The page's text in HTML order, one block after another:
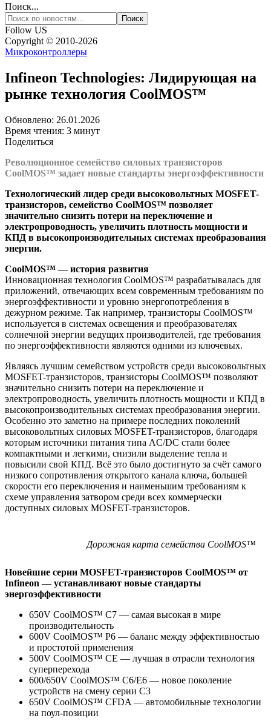
Поиск...
Follow US
Copyright © 2010-2026
Микроконтроллеры
Infineon Technologies: Лидирующая на
рынке технология CoolMOS™
Обновлено: 26.01.2026
Время чтения: 3 минут
Поделиться
Революционное семейство силовых транзисторов
CoolMOS™ задает новые стандарты энергоэффективности
Технологический лидер среди высоковольтных MOSFET-
транзисторов, семейство CoolMOS™ позволяет
значительно снизить потери на переключение и
электропроводность, увеличить плотность мощности и
КПД в высокопроизводительных системах преобразования
энергии.
CoolMOS™ — история развития
Инновационная технология CoolMOS™ разрабатывалась для
приложений, отвечающих всем современным требованиям по
энергоэффективности и уровню энергопотребления в
дежурном режиме. Так например, транзисторы CoolMOS™
используется в системах освещения и преобразователях
солнечной энергии ведущих производителей, где требования
по энергоэффективности являются одними из ключевых.
Являясь лучшим семейством устройств среди высоковольтных
MOSFET-транзисторов, транзисторы CoolMOS™ позволяют
значительно снизить потери на переключение и
электропроводность, увеличить плотность мощности и КПД в
высокопроизводительных системах преобразования энергии.
Особенно это заметно на примере последних поколений
высоковольтных силовых MOSFET-транзисторов, благодаря
которым источники питания типа AC/DC стали более
компактными и легкими, снизили выделение тепла и
повысили свой КПД. Всё это было достигнуто за счёт самого
низкого сопротивления открытого канала ключа, большей
скорости его переключения и наименьшим требованиям к
схеме управления затвором среди всех коммерчески
доступных силовых MOSFET-транзисторов.
Дорожная карта семейства CoolMOS™
Новейшие серии MOSFET-транзисторов CoolMOS™ от
Infineon — устанавливают новые стандарты
энергоэффективности
650V CoolMOS™ C7 — самая высокая в мире
производительность
600V CoolMOS™ P6 — баланс между эффективностью
и простотой применения
500V CoolMOS™ CE — лучшая в отрасли технология
суперперехода
600/650V CoolMOS™ C6/E6 — новое поколение
устройств на смену серии C3
650V CoolMOS™ CFDA — автомобильные технологии
на поул-позиции